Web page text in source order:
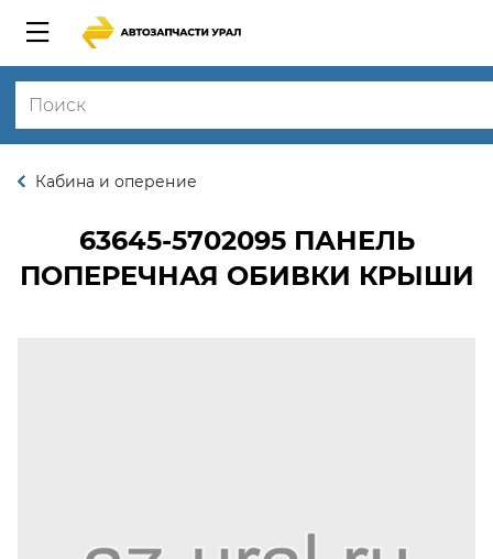
Кабина и оперение
63645-5702095ПАНЕЛЬ
ПОПЕРЕЧНАЯ ОБИВКИ КРЫШИ